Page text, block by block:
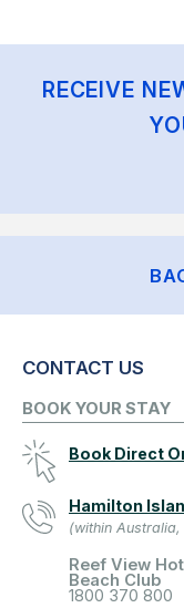
RECEIVE
CONTACT US
BOOK YOUR STAY
Book Direct
Hamilton
(within
Reef View
Beach Club
1800 370 800